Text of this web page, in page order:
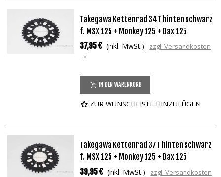
Takegawa Kettenrad 34T hinten schwarz
f. MSX 125 + Monkey 125 + Dax 125
37,95 € (inkl. MwSt.)
zzgl. Versandkosten
*
IN DEN WARENKORB
ZUR WUNSCHLISTE HINZUFÜGEN
Takegawa Kettenrad 37T hinten schwarz
f. MSX 125 + Monkey 125 + Dax 125
39,95 € (inkl. MwSt.)
zzgl. Versandkosten